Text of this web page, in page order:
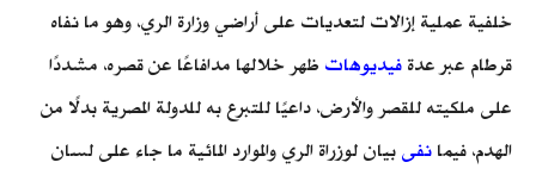
خلفية عملية إزالات لتعديات على أراضي وزارة الري، وهو ما نفاه
قرطام عبر عدة فيديوهات ظهر خلالها مدافاعًا عن قصره، مشددًا
على ملكيته للقصر والأرض، داعيًا للتبرع به للدولة المصرية بدلًا من
الهدم، فيما نفى بيان لوزراة الري والموارد المائية ما جاء على لسان